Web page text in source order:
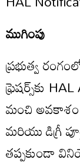
ముగింపు
ప్రభుత్వ
ఫ్రెషర్స్‌కు
మంచి
మరియు డిగ్రీ
తప్పకుండా